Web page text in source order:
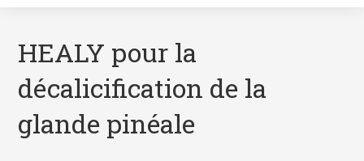
HEALY pour la
décalicification de la
glande pinéale